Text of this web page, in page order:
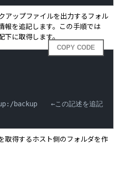
ップファイルを出力するフォル
報を追記します。この手順では
に取得します。
COPY CODE
backup　　←この記述を追記
取得するホスト側のフォルダを作